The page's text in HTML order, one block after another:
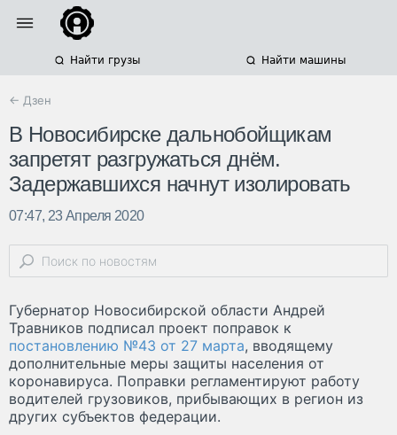
Найти грузы Найти машины
← Дзен
В Новосибирске дальнобойщикам
запретят разгружаться днём.
Задержавшихся начнут изолировать
07:47, 23 Апреля 2020
Губернатор Новосибирской области Андрей
Травников подписал проект поправок к
постановлению №43 от 27 марта, вводящему
дополнительные меры защиты населения от
коронавируса. Поправки регламентируют работу
водителей грузовиков, прибывающих в регион из
других субъектов федерации.